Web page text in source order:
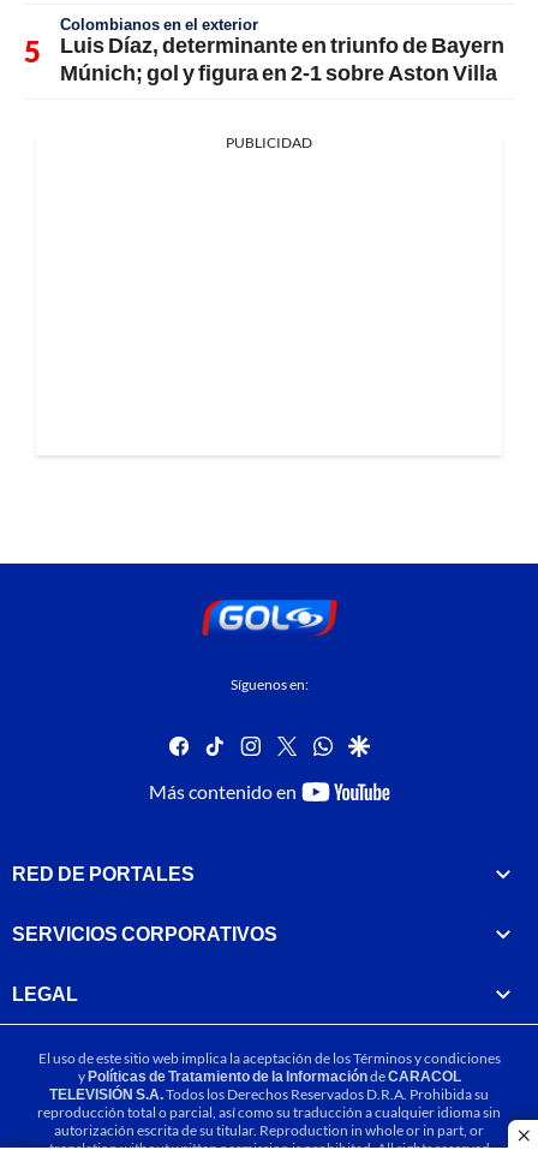
Colombianos en el exterior
Luis Díaz, determinante en triunfo de Bayern
Múnich; gol y figura en 2-1 sobre Aston Villa
PUBLICIDAD
Síguenos en:
facebook
tiktok instagram
twitterwhatsapp
google
Más contenido en
youtube-
RED DE PORTALES
SERVICIOS CORPORATIVOS
LEGAL
El uso de este sitio web implica la aceptación de losTérminos y condiciones
yPolíticas de Tratamiento de la InformacióndeCARACOL
TELEVISIÓN S.A.Todos los Derechos Reservados D.R.A. Prohibida su
reproducción total o parcial, así como su traducción a cualquier idioma sin
autorización escrita de su titular. Reproduction in whole or in part, or
translation without written permission is prohibited. All rights reserved